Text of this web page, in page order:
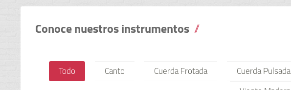
Conoce nuestros instrumentos
Todo Canto Cuerda Frotada Cuerda Pulsada